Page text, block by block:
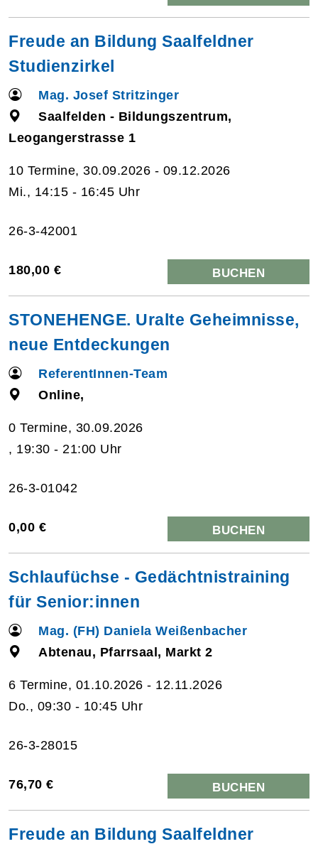
Freude an Bildung Saalfeldner
Studienzirkel
Mag. Josef Stritzinger
Saalfelden - Bildungszentrum,
Leogangerstrasse 1
10 Termine, 30.09.2026 - 09.12.2026
Mi., 14:15 - 16:45 Uhr
26-3-42001
180,00 € BUCHEN
STONEHENGE. Uralte Geheimnisse,
neue Entdeckungen
ReferentInnen-Team
Online,
0 Termine, 30.09.2026
, 19:30 - 21:00 Uhr
26-3-01042
0,00 € BUCHEN
Schlaufüchse - Gedächtnistraining
für Senior:innen
Mag. (FH) Daniela Weißenbacher
Abtenau, Pfarrsaal, Markt 2
6 Termine, 01.10.2026 - 12.11.2026
Do., 09:30 - 10:45 Uhr
26-3-28015
76,70 € BUCHEN
Freude an Bildung Saalfeldner